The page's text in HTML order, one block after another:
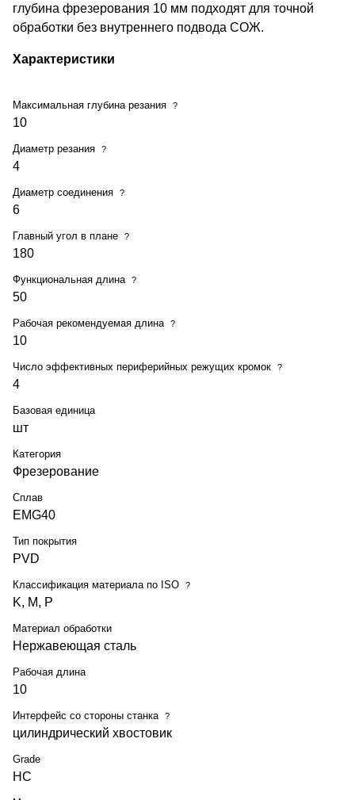
глубина фрезерования 10 мм подходят для точной
обработки без внутреннего подвода СОЖ.
Характеристики
Максимальная глубина резания ?
10
Диаметр резания ?
4
Диаметр соединения ?
6
Главный угол в плане ?
180
Функциональная длина ?
50
Рабочая рекомендуемая длина ?
10
Число эффективных периферийных режущих кромок ?
4
Базовая единица
шт
Категория
Фрезерование
Сплав
EMG40
Тип покрытия
PVD
Классификация материала по ISO ?
K, M, P
Материал обработки
Нержавеющая сталь
Рабочая длина
10
Интерфейс со стороны станка ?
цилиндрический хвостовик
Grade
HC